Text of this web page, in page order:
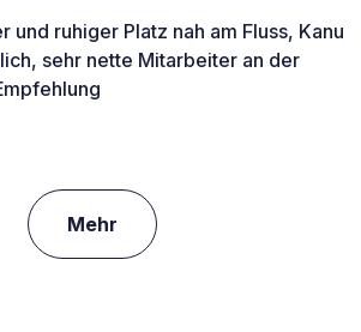
und ruhiger Platz nah am Fluss, Kanu
sehr nette Mitarbeiter an der
Mehr